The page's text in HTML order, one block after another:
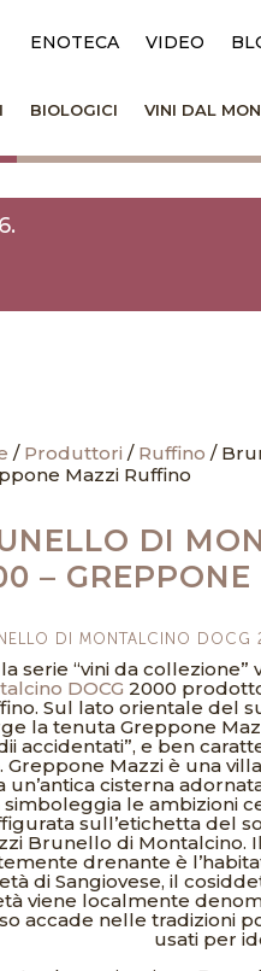
ENOTECA VIDEO
BIOLOGICI VINI DAL
/ Produttori / Ruffino /
Mazzi Ruffino
DI
–
DI MONTALCINO DOCG
serie “vini da collezione”
DOCG 2000
Sul lato orientale del
la tenuta Greppone
accidentati”, e ben
Greppone Mazzi è una
un’antica cisterna
simboleggia le ambizioni
sull’etichetta del
Brunello di Montalcino.
drenante è
di Sangiovese, il
viene localmente
accade nelle tradizioni
usati per